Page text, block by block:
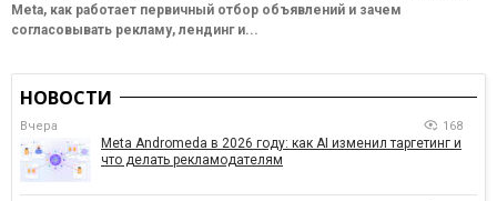
Meta, как работает первичный отбор объявлений и зачем
согласовывать рекламу, лендинг и...
НОВОСТИ
Вчера 168
Meta Andromeda в 2026 году: как AI изменил таргетинг и
что делать рекламодателям